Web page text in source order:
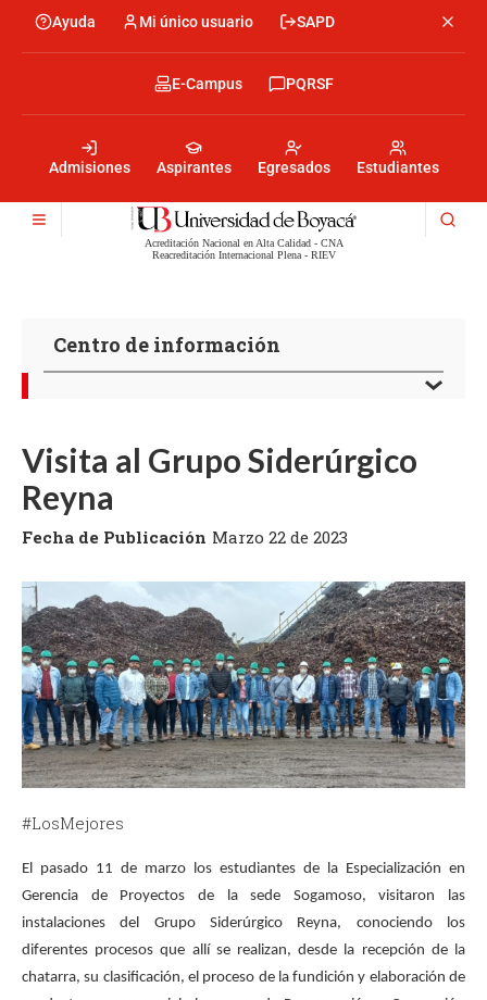
contenido
Menu
encabezado
Ayuda Mi único usuario SAPD
encabezado
Admisiones Aspirantes Egresados Estudiantes
Menu
encabezado
-
Derecha
E-Campus PQRSF
Menú
Acreditación Nacional en Alta Calidad - CNA
Reacreditación Internacional Plena - RIEV
Centro de información
Visita al Grupo Siderúrgico
Reyna
Fecha de Publicación Marzo 22 de 2023
#LosMejores
El pasado 11 de marzo los estudiantes de la Especialización en
Gerencia de Proyectos de la sede Sogamoso, visitaron las
instalaciones del Grupo Siderúrgico Reyna, conociendo los
diferentes procesos que allí se realizan, desde la recepción de la
chatarra, su clasificación, el proceso de la fundición y elaboración de